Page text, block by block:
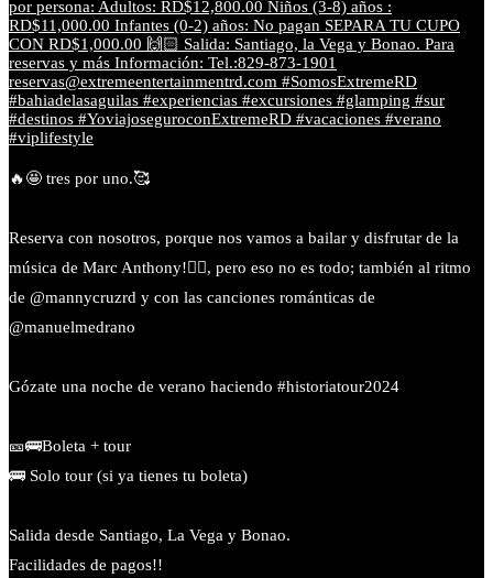
🔥🤩 tres por uno.🥰
Reserva con nosotros, porque nos vamos a bailar y disfrutar de la
música de Marc Anthony!❤️‍🔥, pero eso no es todo; también al ritmo
de @mannycruzrd y con las canciones románticas de
@manuelmedrano
Gózate una noche de verano haciendo #historiatour2024
🎫🚌Boleta + tour
🚌 Solo tour (si ya tienes tu boleta)
Salida desde Santiago, La Vega y Bonao.
Facilidades de pagos!!